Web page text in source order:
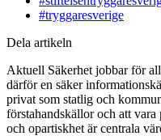
#tryggaresverige
Dela artikeln
Aktuell Säkerhet jobbar för
därför en säker
privat som statlig och
förstahandskällor och att
och opartiskhet är centrala